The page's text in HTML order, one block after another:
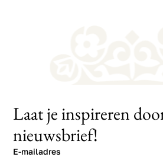
Laat je inspireren
nieuwsbrief!
E-mailadres